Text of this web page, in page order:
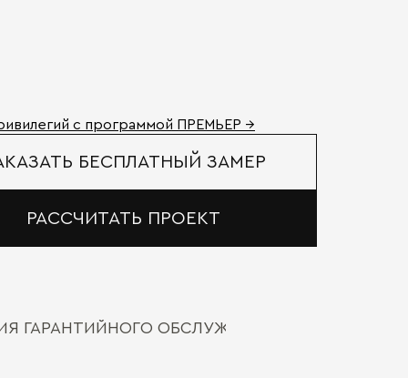
с программой ПРЕМЬЕР →
БЕСПЛАТНЫЙ ЗАМЕР
РАССЧИТАТЬ ПРОЕКТ
ГАРАНТИЙНОГО ОБСЛУЖИВАНИЯ